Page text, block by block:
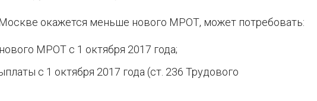
Москве окажется меньше нового МРОТ, может потребовать:
МРОТ с 1 октября 2017 года;
с 1 октября 2017 года (ст. 236 Трудового